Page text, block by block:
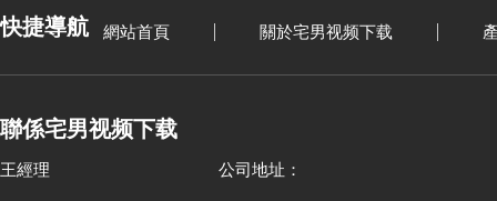
快捷導航 網站首頁 關於宅男视频下载
聯係宅男视频下载
王經理 公司地址：